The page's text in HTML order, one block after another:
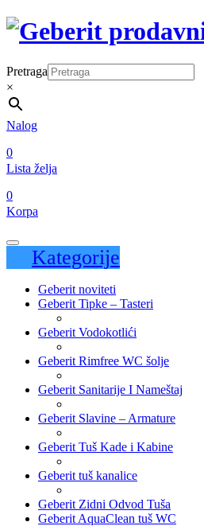
Pretraga
×
Nalog
0
Lista želja
0
Korpa
Kategorije
Geberit noviteti
Geberit Tipke – Tasteri
Geberit Vodokotlići
Geberit Rimfree WC šolje
Geberit Sanitarije I Nameštaj
Geberit Slavine – Armature
Geberit Tuš Kade i Kabine
Geberit tuš kanalice
Geberit Zidni Odvod Tuša
Geberit AquaClean tuš WC